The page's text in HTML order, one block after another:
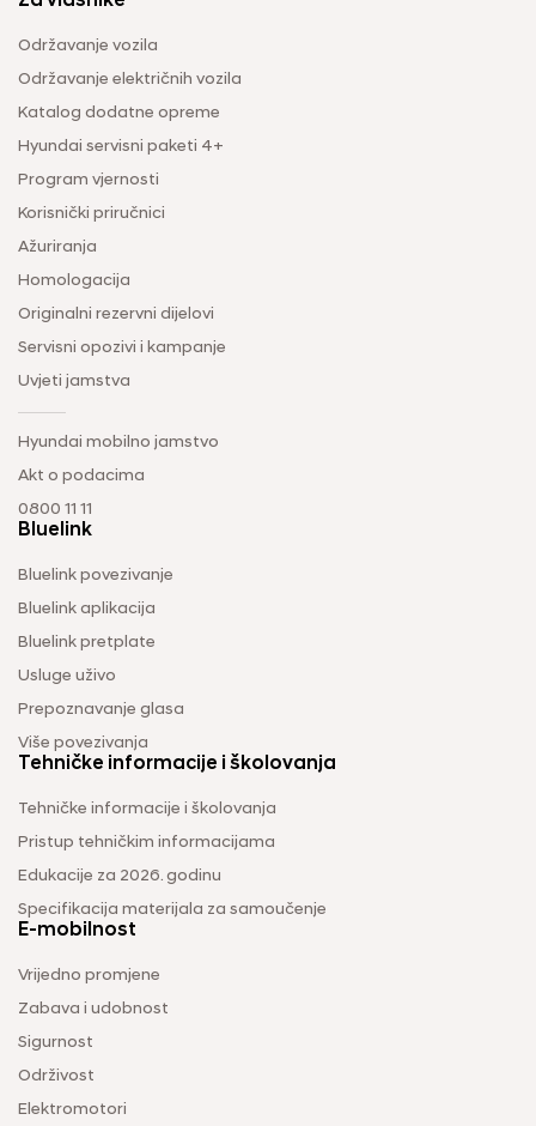
Održavanje vozila
Održavanje električnih vozila
Katalog dodatne opreme
Hyundai servisni paketi 4+
Program vjernosti
Korisnički priručnici
Ažuriranja
Homologacija
Originalni rezervni dijelovi
Servisni opozivi i kampanje
Uvjeti jamstva
Hyundai mobilno jamstvo
Akt o podacima
0800 11 11
Bluelink
Bluelink povezivanje
Bluelink aplikacija
Bluelink pretplate
Usluge uživo
Prepoznavanje glasa
Više povezivanja
Tehničke informacije i školovanja
Tehničke informacije i školovanja
Pristup tehničkim informacijama
Edukacije za 2026. godinu
Specifikacija materijala za samoučenje
E-mobilnost
Vrijedno promjene
Zabava i udobnost
Sigurnost
Održivost
Elektromotori